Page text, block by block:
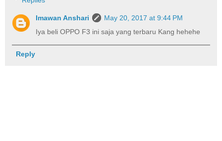
Imawan Anshari
May 20, 2017 at 9:44 PM
Iya beli OPPO F3 ini saja yang terbaru Kang hehehe
Reply